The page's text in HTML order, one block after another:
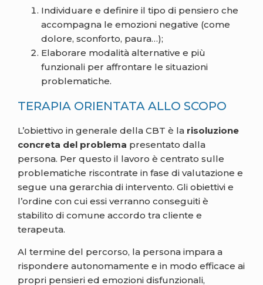
Individuare e definire il tipo di pensiero che
accompagna le emozioni negative (come
dolore, sconforto, paura…);
Elaborare modalità alternative e più
funzionali per affrontare le situazioni
problematiche.
TERAPIA ORIENTATA ALLO SCOPO
L’obiettivo in generale della CBT è la risoluzione
concreta del problema presentato dalla
persona. Per questo il lavoro è centrato sulle
problematiche riscontrate in fase di valutazione e
segue una gerarchia di intervento. Gli obiettivi e
l’ordine con cui essi verranno conseguiti è
stabilito di comune accordo tra cliente e
terapeuta.
Al termine del percorso, la persona impara a
rispondere autonomamente e in modo efficace ai
propri pensieri ed emozioni disfunzionali,